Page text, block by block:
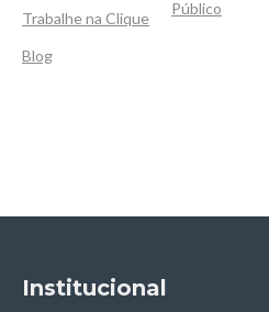
Trabalhe na Clique
Blog
Público
Institucional